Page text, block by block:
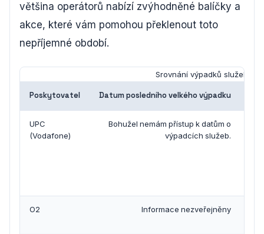
většina operátorů nabízí zvýhodněné balíčky a
akce, které vám pomohou překlenout toto
nepříjemné období.
Srovnání výpadků služeb
Poskytovatel Datum posledního velkého výpadku
UPC
(Vodafone)
Bohužel nemám přístup k datům o
výpadcích služeb.
O2 Informace nezveřejněny